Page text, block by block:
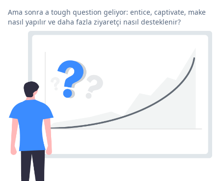
Ama sonra a tough question geliyor: entice, captivate, make
nasıl yapılır ve daha fazla ziyaretçi nasıl desteklenir?